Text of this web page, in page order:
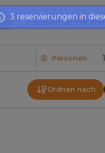
Inserieren Sie Ihre
Personen 1
Ordnen nach
3 reservierungen in